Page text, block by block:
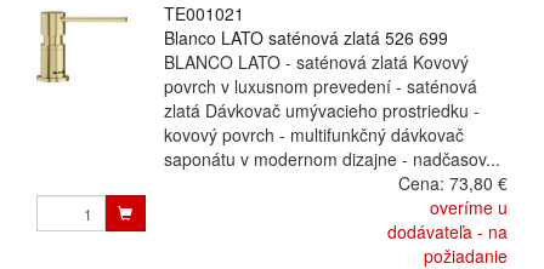
TE001021
Blanco LATO saténová zlatá 526 699
BLANCO LATO - saténová zlatá Kovový
povrch v luxusnom prevedení - saténová
zlatá Dávkovač umývacieho prostriedku -
kovový povrch - multifunkčný dávkovač
saponátu v modernom dizajne - nadčasov...
Cena: 73,80 €
overíme u
dodávateľa - na
požiadanie